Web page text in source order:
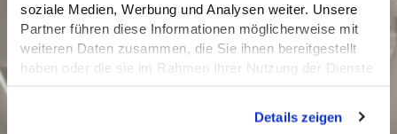
soziale Medien, Werbung und Analysen weiter. Unsere
Partner führen diese Informationen möglicherweise mit
weiteren Daten zusammen, die Sie ihnen bereitgestellt
haben oder die sie im Rahmen Ihrer Nutzung der Dienste
Details zeigen